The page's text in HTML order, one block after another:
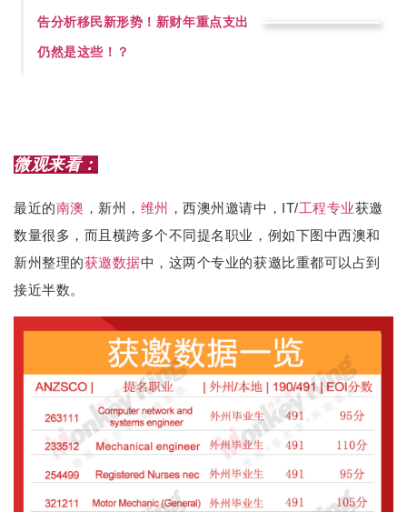
告分析移民新形势！新财年重点支出
仍然是这些！？
微观来看：
最近的南澳 ，新州， 维州 ，西澳州邀请中，IT/工程专业获邀
数量很多，而且横跨多个不同提名职业，例如下图中西澳和
新州整理的获邀数据中，这两个专业的获邀比重都可以占到
接近半数。